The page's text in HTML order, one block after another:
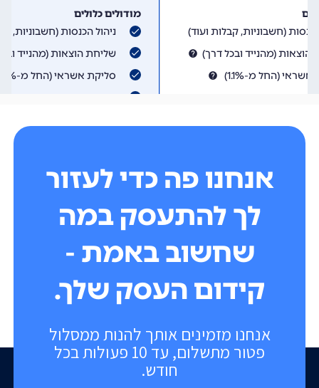
אנחנו מזמינים אותך להנות ממסלול
פטור מתשלום, עד 10 פעולות בכל
חודש.
אנחנו פה כדי לעזור
לך להתעסק במה
שחשוב באמת -
קידום העסק שלך.